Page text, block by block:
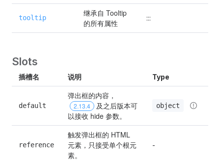
tooltip
继承自 Tooltip
的所有属性
:::
Slots
插槽名 说明 Type
default
弹出框的内容，
2.13.4
及之后版本可
以接收 hide 参数。
object
reference
触发弹出框的 HTML
元素，只接受单个根元
素。
-